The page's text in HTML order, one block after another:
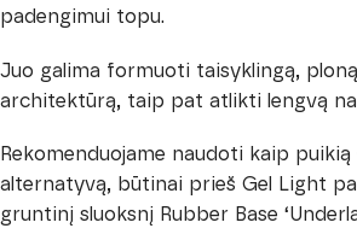
padengimui topu.
Juo galima formuoti taisyklingą,
architektūrą, taip pat atlikti lengvą
Rekomenduojame naudoti kaip puikią
alternatyvą, būtinai prieš Gel Light
gruntinį sluoksnį Rubber Base